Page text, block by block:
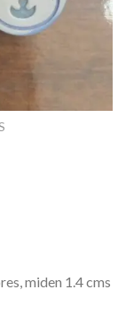
miden 1.4 cms